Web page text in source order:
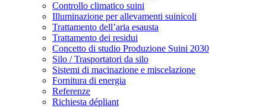
Controllo climatico suini
Illuminazione per allevamenti suinicoli
Trattamento dell’aria esausta
Trattamento dei residui
Concetto di studio Produzione Suini 2030
Silo / Trasportatori da silo
Sistemi di macinazione e miscelazione
Fornitura di energia
Referenze
Richiesta dépliant